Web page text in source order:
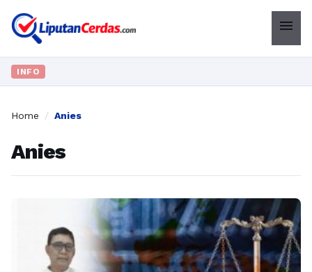
menu
INFO
Home / Anies
Anies